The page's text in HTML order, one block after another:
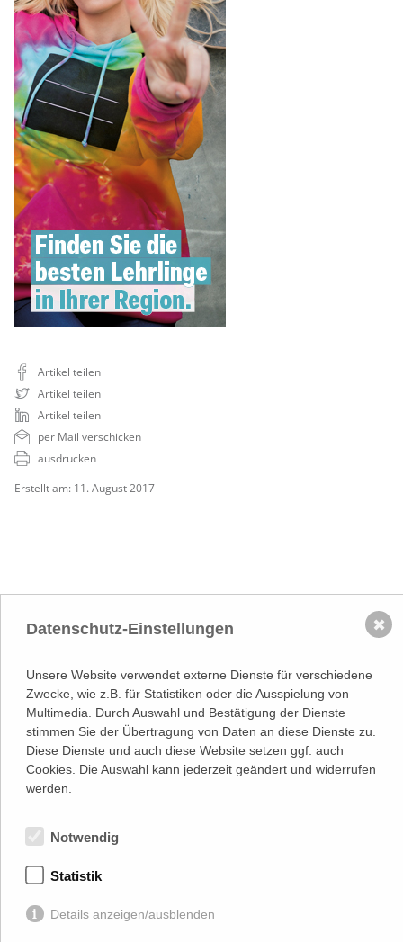
Artikel teilen
Artikel teilen
Artikel teilen
per Mail verschicken
ausdrucken
Erstellt am: 11. August 2017
NACH OBEN
Österreichischer
Adresse
Lassallestraße 7a, Unit 5, Top 101-
1
1020 Wien
(–>Google Maps)
T (+43 1) 546 64-0
Datenschutz-Einstellungen
Unsere Website verwendet externe Dienste für verschiedene
Zwecke, wie z.B. für Statistiken oder die Ausspielung von
Multimedia. Durch Auswahl und Bestätigung der Dienste
stimmen Sie der Übertragung von Daten an diese Dienste zu.
Diese Dienste und auch diese Website setzen ggf. auch
Cookies. Die Auswahl kann jederzeit geändert und widerrufen
werden.
Notwendig
Statistik
Details anzeigen/ausblenden
✖